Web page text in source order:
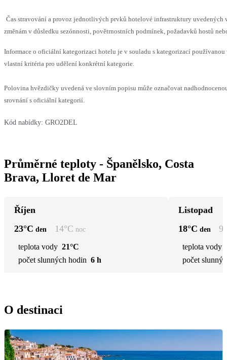
Čas stravování a provoz jednotlivých prvků hotelové infrastruktury uvedených
změnám v důsledku sezónnosti, povětrnostních podmínek, požadavků hostů
Informace o oficiální kategorizaci hotelu je v souladu s kategorizací používanou
vlastní kritéria pro udělení konkrétní kategorie.
Polovina hvězdičky uvedená ve slovním popisu může označovat
srovnání s oficiální kategorií.
Kód nabídky: GRO2DEL
Průměrné teploty - Španělsko, Costa
Brava, Lloret de Mar
Říjen
23°C den 14°C noc
teplota vody 21°C
počet slunných hodin 6 h
Listopad
18°C den 9
teplota vody
počet
O destinaci